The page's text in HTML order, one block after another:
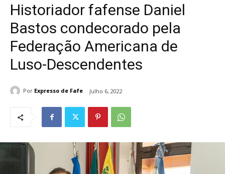
Historiador fafense Daniel
Bastos condecorado pela
Federação Americana de
Luso-Descendentes
Por Expresso de Fafe Julho 6, 2022